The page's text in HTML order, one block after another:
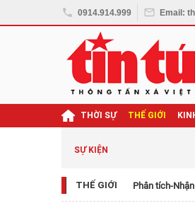
0914.914.999 Email:
THỜI SỰ THẾ GIỚI
SỰ KIỆN
THẾ GIỚI Phân tích-